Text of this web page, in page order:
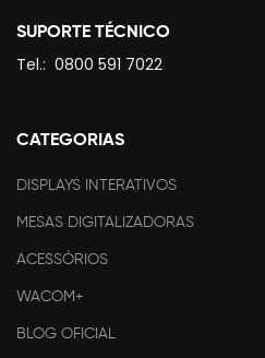
SUPORTE TÉCNICO
Tel.: 0800 591 7022
CATEGORIAS
DISPLAYS INTERATIVOS
MESAS DIGITALIZADORAS
ACESSÓRIOS
WACOM+
BLOG OFICIAL